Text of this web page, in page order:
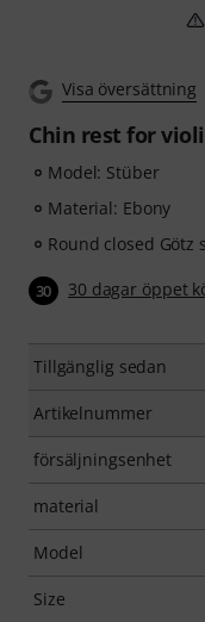
Visa översättning
Chin rest for
Model: Stüber
Material: Ebony
Round closed Götz
30 30 dagar öppet
Tillgänglig sedan
Artikelnummer
försäljningsenhet
material
Model
Size